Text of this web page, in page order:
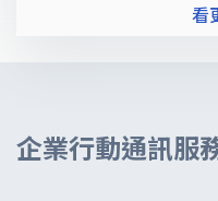
看
企業行動通訊服